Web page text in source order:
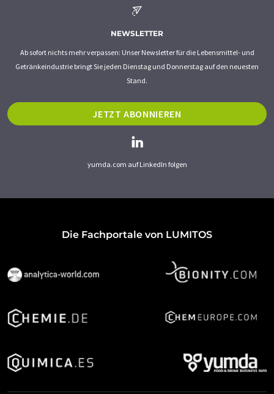
NEWSLETTER
Ab sofort nichts mehr verpassen: Unser Newsletter für die Lebensmittel- und
Getränkeindustrie bringt Sie jeden Dienstag und Donnerstag auf den neuesten
Stand.
JETZT ABONNIEREN
yumda.com auf LinkedIn folgen
Die Fachportale von LUMITOS